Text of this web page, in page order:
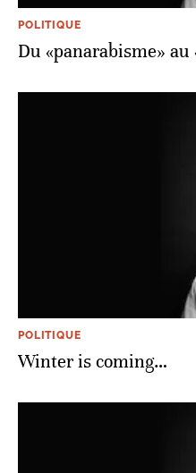
POLITIQUE
Du «panarabisme»
POLITIQUE
Winter is coming…